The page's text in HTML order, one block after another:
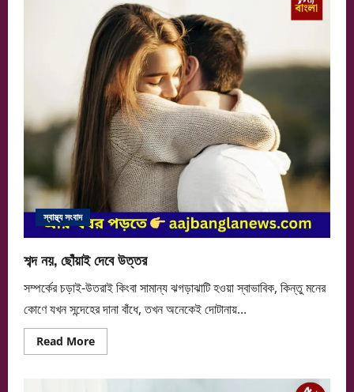
অভ্যাসেই
সম্পর্ক
হবে
আরও
মধুময়!
স্বাস্থ্য সংবাদ
শব্দ নয়, ছোঁয়াই দেবে উত্তর
সম্পর্কের চড়াই-উতরাই কিংবা সামান্য ঝগড়াঝাটি হওয়া স্বাভাবিক, কিন্তু মনের
কোণে যখন সন্দেহের দানা বাঁধে, তখন অনেকেই দোটানায়...
Read MoreRead
more